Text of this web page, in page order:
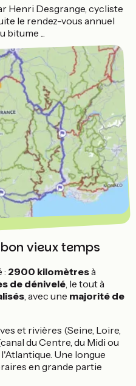
Henri Desgrange, cycliste
le rendez-vous annuel
bitume ...
bon vieux temps
: 2900 kilomètresà
de dénivelé, le tout à
, avec une majorité de
et rivières (Seine, Loire,
du Centre, du Midi ou
l'Atlantique. Une longue
en grande partie